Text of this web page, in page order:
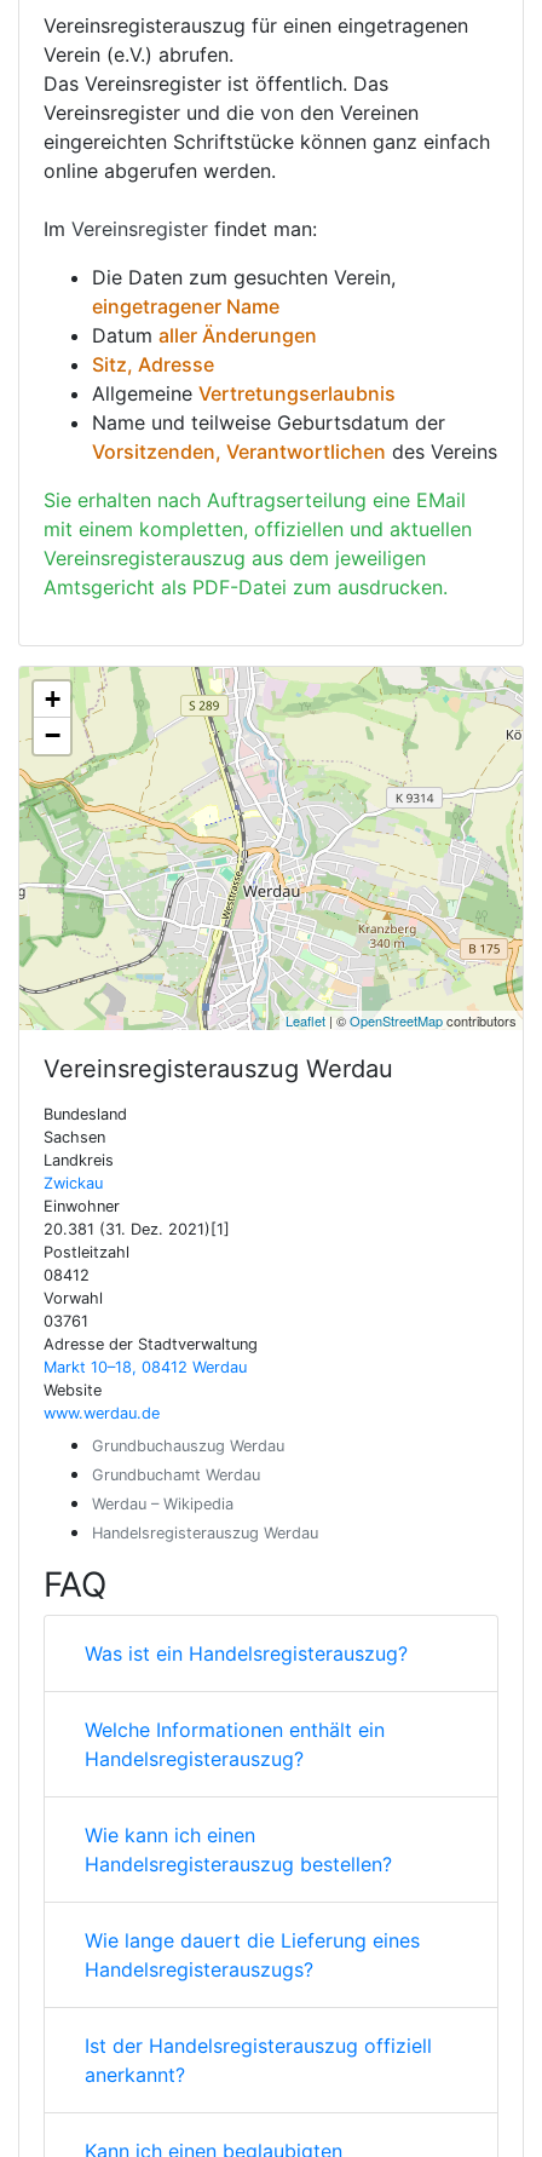
Vereinsregisterauszug für einen eingetragenen
Verein (e.V.) abrufen.
Das Vereinsregister ist öffentlich. Das
Vereinsregister und die von den Vereinen
eingereichten Schriftstücke können ganz einfach
online abgerufen werden.
Im Vereinsregister findet man:
Die Daten zum gesuchten Verein,
eingetragener Name
Datum aller Änderungen
Sitz, Adresse
Allgemeine Vertretungserlaubnis
Name und teilweise Geburtsdatum der
Vorsitzenden, Verantwortlichen des Vereins
Sie erhalten nach Auftragserteilung eine EMail
mit einem kompletten, offiziellen und aktuellen
Vereinsregisterauszug aus dem jeweiligen
Amtsgericht als PDF-Datei zum ausdrucken.
+
−
Leaflet | ©OpenStreetMapcontributors
Vereinsregisterauszug Werdau
Bundesland
Sachsen
Landkreis
Zwickau
Einwohner
20.381 (31. Dez. 2021)[1]
Postleitzahl
08412
Vorwahl
03761
Adresse der Stadtverwaltung
Markt 10–18, 08412 Werdau
Website
www.werdau.de
Grundbuchauszug Werdau
Grundbuchamt Werdau
Werdau – Wikipedia
Handelsregisterauszug Werdau
FAQ
Was ist ein Handelsregisterauszug?
Welche Informationen enthält ein
Handelsregisterauszug?
Wie kann ich einen
Handelsregisterauszug bestellen?
Wie lange dauert die Lieferung eines
Handelsregisterauszugs?
Ist der Handelsregisterauszug offiziell
anerkannt?
Kann ich einen beglaubigten